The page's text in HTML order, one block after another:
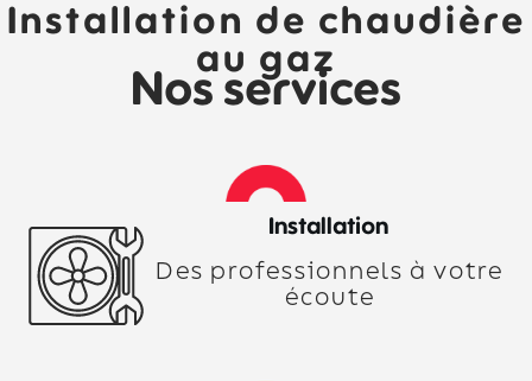
Installation de chaudière
au gaz
Nos services
Installation
Des professionnels à votre
écoute